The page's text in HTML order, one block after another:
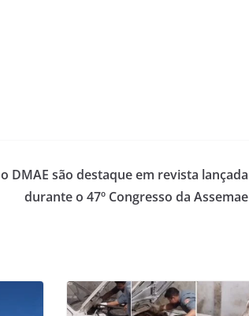
DMAE são destaque em revista lançada
durante o 47º Congresso da Assemae